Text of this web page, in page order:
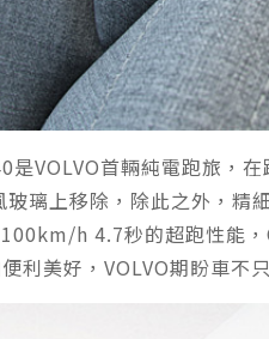
VOLVO首輛純電跑旅，
璃上移除，除此之外，精
h 4.7秒的超跑性能
美好，VOLVO期盼車不